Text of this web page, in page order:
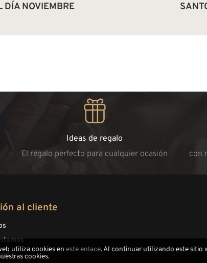
DÍA NOVIEMBRE
Ideas de regalo
El regalo perfecto para cualquier ocasión
con
al cliente
utiliza cookies en este enlace. Al continuar utilizando este sitio
cookies.